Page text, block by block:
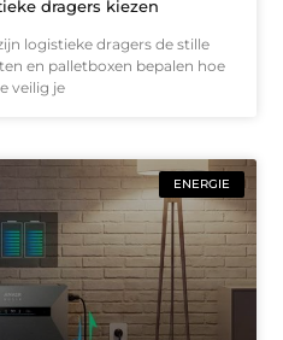
dragers kiezen
logistieke dragers de stille
en palletboxen bepalen hoe
veilig je
ENERGIE